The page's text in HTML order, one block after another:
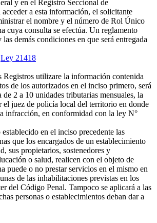
y en el Registro Seccional de
a esta información, el solicitante
el nombre y el número de Rol Único
cuya consulta se efectúa. Un reglamento
demás condiciones en que será entregada
Ley 21418
Registros utilizare la información contenida
de los autorizados en el inciso primero, será
2 a 10 unidades tributarias mensuales, la
el juez de policía local del territorio en donde
infracción, en conformidad con la ley N°
en el inciso precedente las
que los encargados de un establecimiento
sus propietarios, sostenedores y
o salud, realicen con el objeto de
puede o no prestar servicios en el mismo en
de las inhabilitaciones previstas en los
del Código Penal. Tampoco se aplicará a las
personas o establecimientos deban dar a